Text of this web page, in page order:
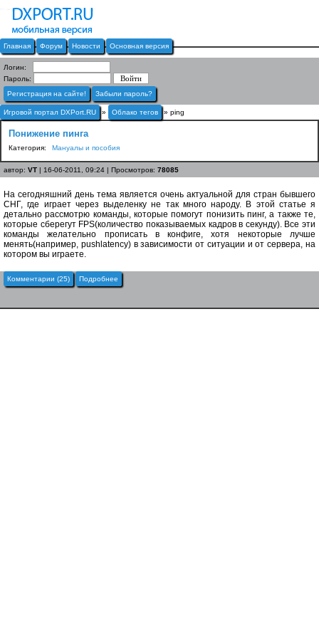
Главная Форум Новости Основная версия
Логин:
Пароль:
Регистрация на сайте!
Забыли пароль?
Игровой портал DXPort.RU » Облако тегов » ping
Понижение пинга
Категория: Мануалы и пособия
автор: VT | 16-06-2011, 09:24 | Просмотров: 78085
На сегодняшний день тема является очень актуальной для стран бывшего
СНГ, где играет через выделенку не так много народу. В этой статье я
детально рассмотрю команды, которые помогут понизить пинг, а также те,
которые сберегут FPS(количество показываемых кадров в секунду). Все эти
команды желательно прописать в конфиге, хотя некоторые лучше
менять(например, pushlatency) в зависимости от ситуации и от сервера, на
котором вы играете.
Комментарии (25) Подробнее